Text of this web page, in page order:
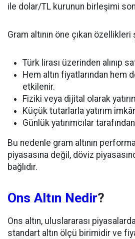
ile dolar/TL kurunun birleşimi
Gram altının öne çıkan özellikleri
Türk lirası üzerinden alınıp
Hem altın fiyatlarından hem
etkilenir.
Fiziki veya dijital olarak
Küçük tutarlarla yatırım
Günlük yatırımcılar
Bu nedenle gram altının
piyasasına değil, döviz
bağlıdır.
Ons Altın Nedir?
Ons altın, uluslararası
standart altın ölçü birimidir ve